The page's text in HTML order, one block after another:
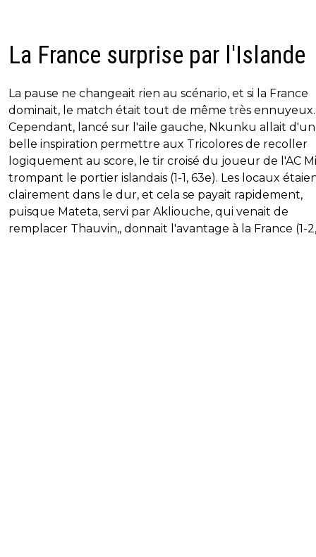
La France surprise par l'Islande
La pause ne changeait rien au scénario, et si la France
dominait, le match était tout de même très ennuyeux.
Cependant, lancé sur l'aile gauche, Nkunku allait
belle inspiration permettre aux Tricolores de recoller
logiquement au score, le tir croisé du joueur de l'AC
trompant le portier islandais (1-1, 63e). Les locaux
clairement dans le dur, et cela se payait rapidement,
puisque Mateta, servi par Akliouche, qui venait de
remplacer Thauvin,, donnait l'avantage à la France (1-